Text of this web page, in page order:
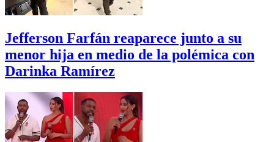
Jefferson Farfán reaparece junto a su
menor hija en medio de la polémica con
Darinka Ramírez